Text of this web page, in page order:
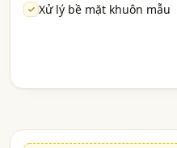
Xử lý bề mặt khuôn mẫu